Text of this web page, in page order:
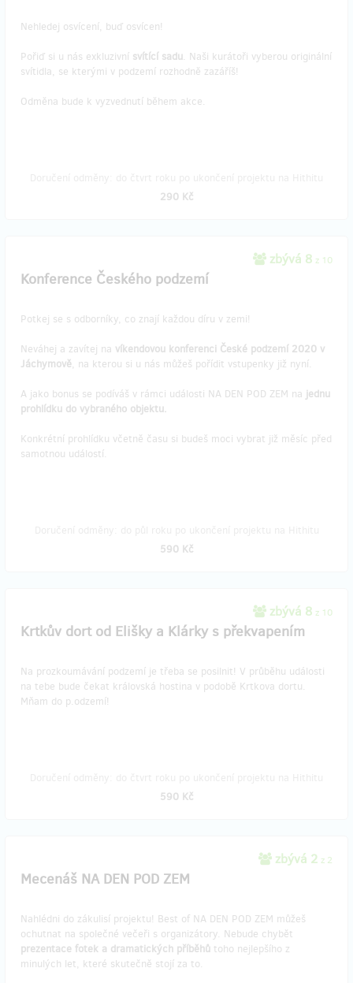
Nehledej osvícení, buď osvícen!
Pořiď si u nás exkluzivní svítící sadu. Naši kurátoři vyberou originální
svítidla, se kterými v podzemí rozhodně zazáříš!
Odměna bude k vyzvednutí během akce.
290 Kč
zbývá 8 z 10
Konference Českého podzemí
Potkej se s odborníky, co znají každou díru v zemi!
Neváhej a zavítej na víkendovou konferenci České podzemí 2020 v
Jáchymově, na kterou si u nás můžeš pořídit vstupenky již nyní.
A jako bonus se podíváš v rámci události NA DEN POD ZEM na jednu
prohlídku do vybraného objektu.
Konkrétní prohlídku včetně času si budeš moci vybrat již měsíc před
samotnou událostí.
590 Kč
zbývá 8 z 10
Krtkův dort od Elišky a Klárky s překvapením
Na prozkoumávání podzemí je třeba se posilnit! V průběhu události
na tebe bude čekat královská hostina v podobě Krtkova dortu.
Mňam do p.odzemí!
590 Kč
zbývá 2 z 2
Mecenáš NA DEN POD ZEM
Nahlédni do zákulisí projektu! Best of NA DEN POD ZEM můžeš
ochutnat na společné večeři s organizátory. Nebude chybět
prezentace fotek a dramatických příběhů toho nejlepšího z
minulých let, které skutečně stojí za to.